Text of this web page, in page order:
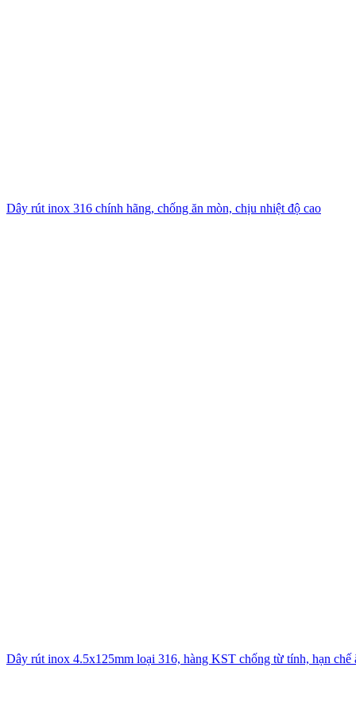
Dây rút inox 316 chính hãng, chống ăn mòn, chịu nhiệt độ cao
Dây rút inox 4.5x125mm loại 316, hàng KST chống từ tính, hạn chế